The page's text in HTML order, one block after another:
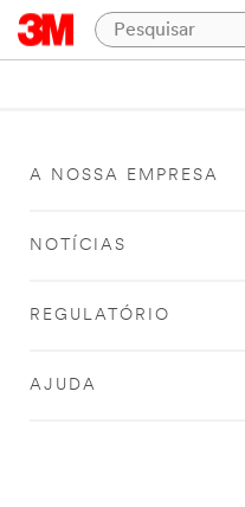
A NOSSA EMPRESA
NOTÍCIAS
REGULATÓRIO
AJUDA